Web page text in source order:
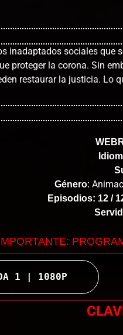
inadaptados sociales que
proteger la corona. Sin
restaurar la justicia. Lo
Género:
Episodios: 12 /
1 | 1080P